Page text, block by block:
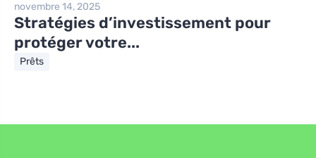
novembre 14, 2025
Stratégies d’investissement pour
protéger votre...
Prêts